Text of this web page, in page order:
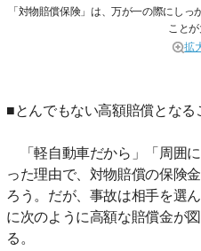
「対物賠償保険」は、万が一の際にし
こと
拡
■とんでもない高額賠償とな
「軽自動車だから」「周囲
った理由で、対物賠償の保険
ろう。だが、事故は相手を選
に次のように高額な賠償金が
る。